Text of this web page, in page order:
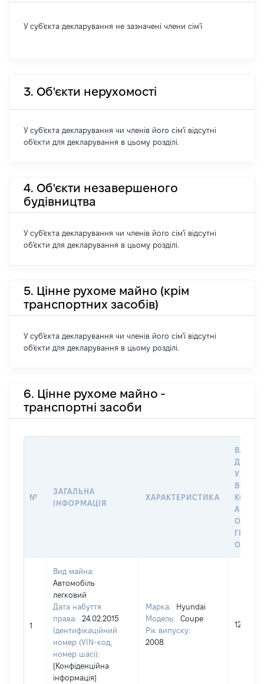
У суб'єкта декларування не зазначені члени сім'ї
3. Об'єкти нерухомості
У суб'єкта декларування чи членів його сім'ї відсутні
об'єкти для декларування в цьому розділі.
4. Об'єкти незавершеного
будівництва
У суб'єкта декларування чи членів його сім'ї відсутні
об'єкти для декларування в цьому розділі.
5. Цінне рухоме майно (крім
транспортних засобів)
У суб'єкта декларування чи членів його сім'ї відсутні
об'єкти для декларування в цьому розділі.
6. Цінне рухоме майно -
транспортні засоби
№
ЗАГАЛЬНА
ІНФОРМАЦІЯ
ХАРАКТЕРИСТИКА
ДАТУ
У
АБО
1
Вид майна:
Автомобіль
легковий
Дата набуття
права:
24.02.2015
Ідентифікаційний
номер (VIN-код,
номер шасі):
[Конфіденційна
інформація]
Марка:
Hyundai
Модель:
Coupe
Рік випуску:
2008
128624